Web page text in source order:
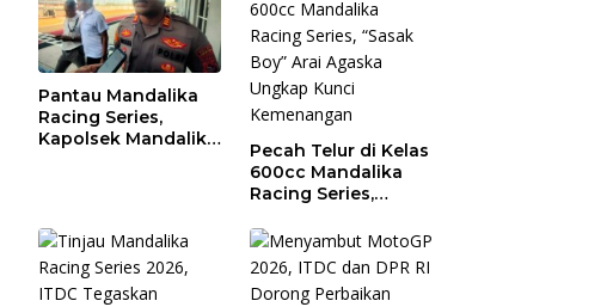
Pantau Mandalika
Racing Series,
Kapolsek Mandalika
Jalan Raya
Pecah Telur di Kelas
600cc Mandalika
Racing Series,
Agaska Ungkap
Kunci Kemenangan